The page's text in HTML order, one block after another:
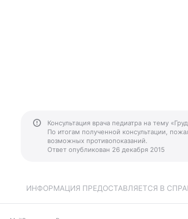
Консультация врача педиатра на тему
По итогам полученной консультации,
возможных противопоказаний.
Ответ опубликован 26 декабря 2015
ИНФОРМАЦИЯ ПРЕДОСТАВЛЯЕТСЯ В